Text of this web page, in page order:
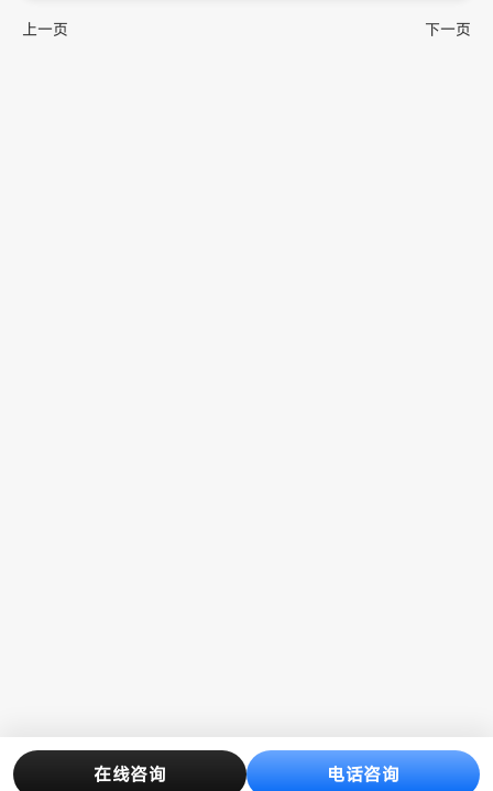
上一页 下一页
在线咨询 电话咨询